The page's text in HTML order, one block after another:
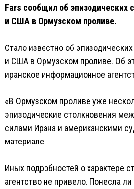
Fars сообщил об эпизодических
и США в Ормузском проливе.
Стало известно об
и США в Ормузском проливе. Об
иранское информационное
«В Ормузском проливе уже
эпизодические столкновения
силами Ирана и американскими
материале.
Иных подробностей о характере
агентство не привело. Понесла